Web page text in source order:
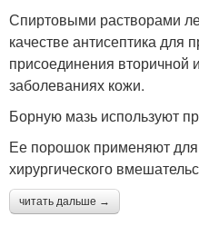
Спиртовыми растворами
качестве антисептика для
присоединения вторичной
заболеваниях кожи.
Борную мазь используют
Ее порошок применяют
хирургического
читать дальше →